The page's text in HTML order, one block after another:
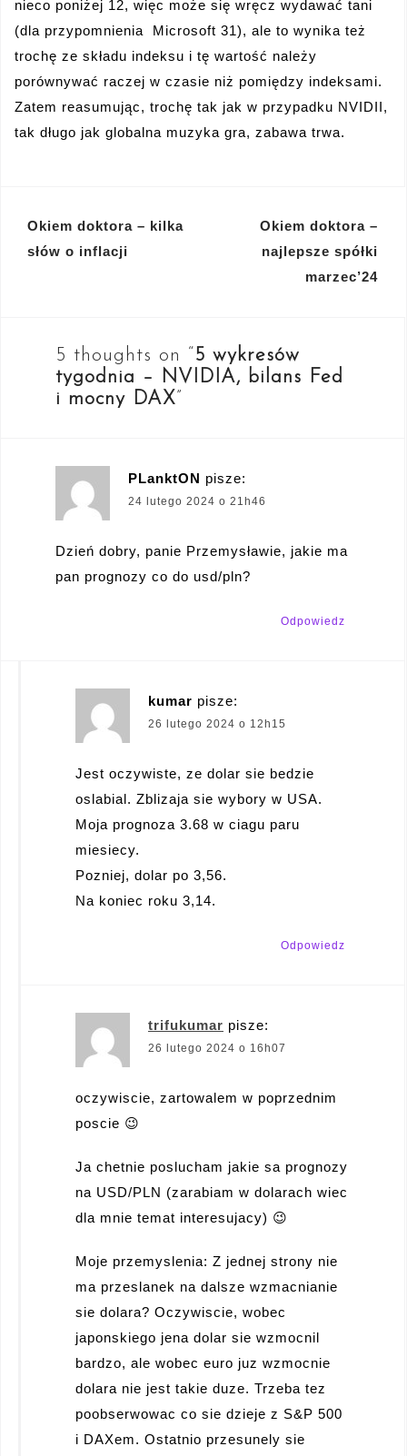
nieco poniżej 12, więc może się wręcz wydawać tani
(dla przypomnienia Microsoft 31), ale to wynika też
trochę ze składu indeksu i tę wartość należy
porównywać raczej w czasie niż pomiędzy indeksami.
Zatem reasumując, trochę tak jak w przypadku NVIDII,
tak długo jak globalna muzyka gra, zabawa trwa.
Nawigacja
wpisu
Okiem doktora – kilka
słów o inflacji
Okiem doktora –
najlepsze spółki
marzec’24
5 thoughts on “5 wykresów
tygodnia – NVIDIA, bilans Fed
i mocny DAX”
PLanktON pisze:
24 lutego 2024 o 21h46
Dzień dobry, panie Przemysławie, jakie ma
pan prognozy co do usd/pln?
Odpowiedz
kumar pisze:
26 lutego 2024 o 12h15
Jest oczywiste, ze dolar sie bedzie
oslabial. Zblizaja sie wybory w USA.
Moja prognoza 3.68 w ciagu paru
miesiecy.
Pozniej, dolar po 3,56.
Na koniec roku 3,14.
Odpowiedz
trifukumar pisze:
26 lutego 2024 o 16h07
oczywiscie, zartowalem w poprzednim
poscie 😉
Ja chetnie poslucham jakie sa prognozy
na USD/PLN (zarabiam w dolarach wiec
dla mnie temat interesujacy) 😉
Moje przemyslenia: Z jednej strony nie
ma przeslanek na dalsze wzmacnianie
sie dolara? Oczywiscie, wobec
japonskiego jena dolar sie wzmocnil
bardzo, ale wobec euro juz wzmocnie
dolara nie jest takie duze. Trzeba tez
poobserwowac co sie dzieje z S&P 500
i DAXem. Ostatnio przesunely sie